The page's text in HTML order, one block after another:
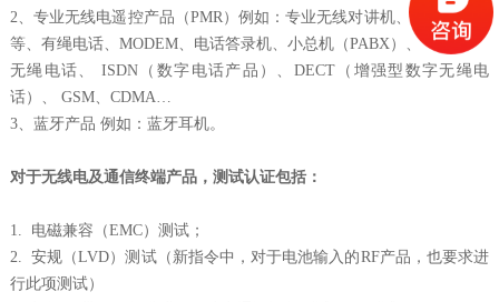
2、专业无线电遥控产品（PMR）例如：专业无线对讲机、无线麦克风
等、有绳电话、MODEM、电话答录机、小总机（PABX）、
无绳电话、 ISDN（数字电话产品）、DECT（增强型数字无绳电
话）、 GSM、CDMA…
3、蓝牙产品 例如：蓝牙耳机。
对于无线电及通信终端产品，测试认证包括：
1. 电磁兼容（EMC）测试；
2. 安规（LVD）测试（新指令中，对于电池输入的RF产品，也要求进
行此项测试）